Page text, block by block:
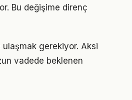
Bu değişime direnç
gerekiyor. Aksi
vadede beklenen